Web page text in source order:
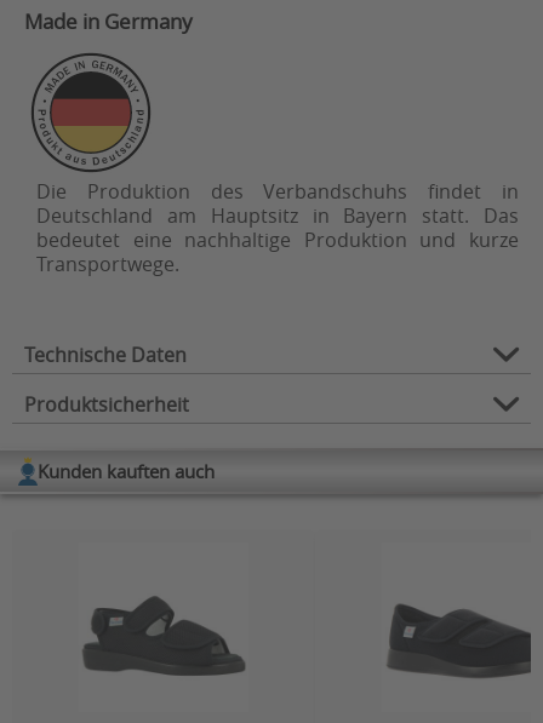
Made in Germany
Die Produktion des Verbandschuhs findet in
Deutschland am Hauptsitz in Bayern statt. Das
bedeutet eine nachhaltige Produktion und kurze
Transportwege.
Technische Daten
Schuhtyp: Halbschuh, Stretchschuh
Schuhgröße:
36, 37, 38, 39, 40, 41, 42, 43, 44,
L - extra weit
Verschluss:
Klettverschluss
Produktsicherheit
Herstellerinformation
93413 Cham, Deutschland
Kontakt
E-Mail:info@florett.de
Kunden kauften auch